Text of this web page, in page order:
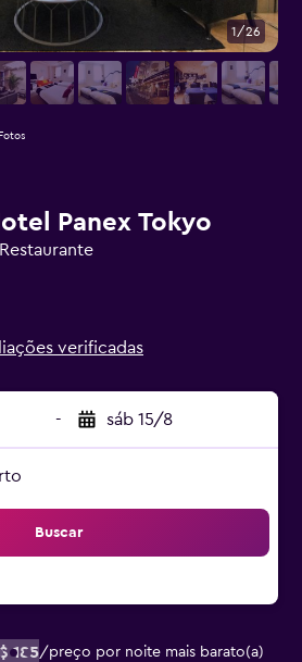
Panex Tokyo
verificadas
- sáb 15/8
Buscar
185/preço por noite mais barato(a)
1/26